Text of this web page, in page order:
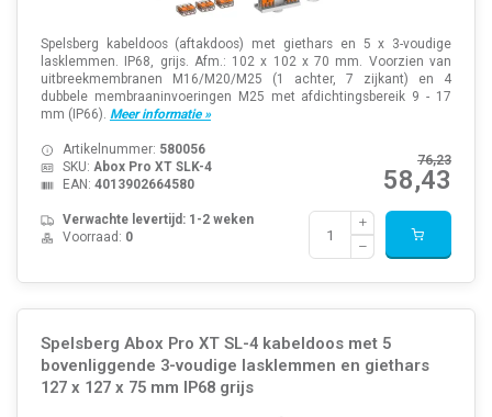
Spelsberg kabeldoos (aftakdoos) met giethars en 5 x 3-voudige
lasklemmen. IP68, grijs. Afm.: 102 x 102 x 70 mm. Voorzien van
uitbreekmembranen M16/M20/M25 (1 achter, 7 zijkant) en 4
dubbele membraaninvoeringen M25 met afdichtingsbereik 9 - 17
mm (IP66). Meer informatie »
76,23
58,43
Artikelnummer: 580056
SKU: Abox Pro XT SLK-4
EAN: 4013902664580
Verwachte levertijd: 1-2 weken
Voorraad: 0
Spelsberg Abox Pro XT SL-4 kabeldoos met 5
bovenliggende 3-voudige lasklemmen en giethars
127 x 127 x 75 mm IP68 grijs